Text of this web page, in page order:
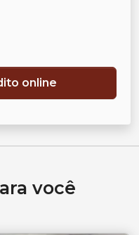
online
você